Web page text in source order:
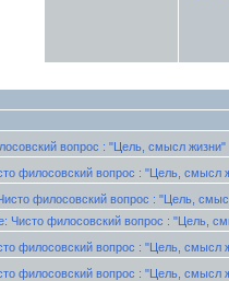
вопрос : "Цель, смысл жизни"
филосовский вопрос : "Цель, смысл
филосовский вопрос : "Цель,
Чисто филосовский вопрос : "Цель,
филосовский вопрос : "Цель, смысл
филосовский вопрос : "Цель, смысл